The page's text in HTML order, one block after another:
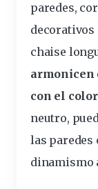
paredes,
decorativos
chaise
armonicen
con el
neutro,
las paredes
dinamismo